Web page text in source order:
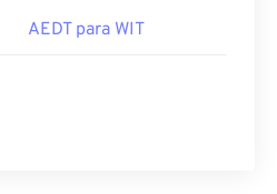
AEDT para WIT